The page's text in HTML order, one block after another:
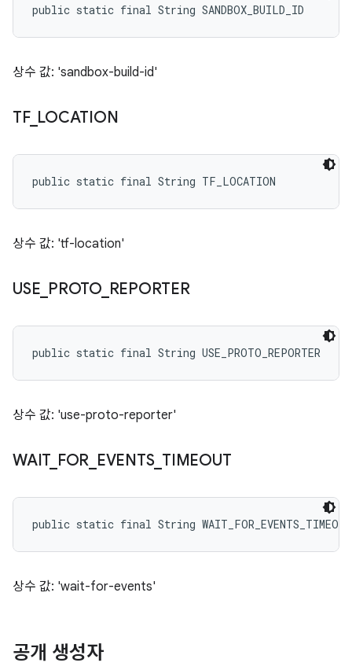
public static final String SANDBOX_BUILD_ID
상수 값: 'sandbox-build-id'
TF_ LOCATION
public static final String TF_LOCATION
상수 값: 'tf-location'
USE PROTO_ REPORTER
public static final String USE_PROTO_REPORTER
상수 값: 'use-proto-reporter'
WAIT_ FOR EVENTS_ TIMEOUT
public static final String WAIT_FOR_EVENTS_TIMEOUT
상수 값: 'wait-for-events'
공개 생성자